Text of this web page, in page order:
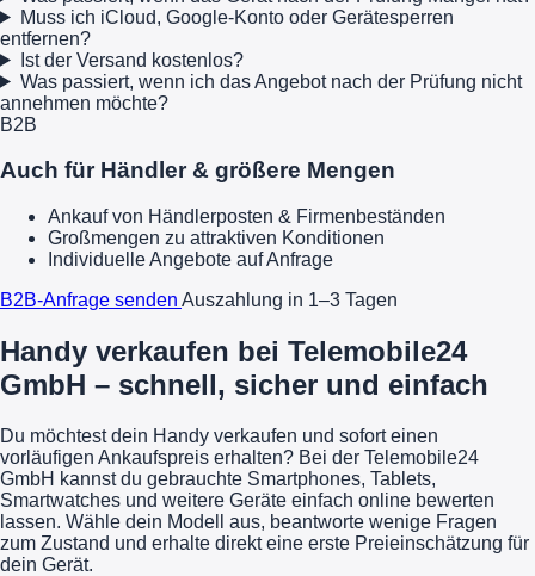
Muss ich iCloud, Google-Konto oder Gerätesperren
entfernen?
Ist der Versand kostenlos?
Was passiert, wenn ich das Angebot nach der Prüfung nicht
annehmen möchte?
B2B
Auch für Händler & größere Mengen
Ankauf von Händlerposten & Firmenbeständen
Großmengen zu attraktiven Konditionen
Individuelle Angebote auf Anfrage
B2B-Anfrage senden Auszahlung in 1–3 Tagen
Handy verkaufen bei Telemobile24
GmbH – schnell, sicher und einfach
Du möchtest dein Handy verkaufen und sofort einen
vorläufigen Ankaufspreis erhalten? Bei der Telemobile24
GmbH kannst du gebrauchte Smartphones, Tablets,
Smartwatches und weitere Geräte einfach online bewerten
lassen. Wähle dein Modell aus, beantworte wenige Fragen
zum Zustand und erhalte direkt eine erste Preieinschätzung für
dein Gerät.